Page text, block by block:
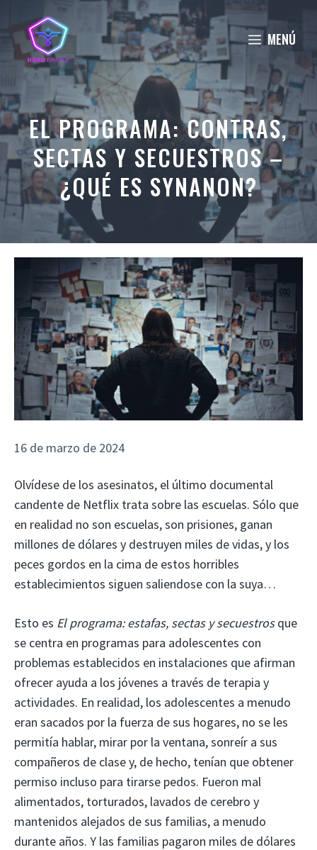
contenido
MENÚ
EL PROGRAMA: CONTRAS,
SECTAS Y SECUESTROS –
¿QUÉ ES SYNANON?
16 de marzo de 2024
Olvídese de los asesinatos, el último documental
candente de Netflix trata sobre las escuelas. Sólo que
en realidad no son escuelas, son prisiones, ganan
millones de dólares y destruyen miles de vidas, y los
peces gordos en la cima de estos horribles
establecimientos siguen saliendose con la suya…
Esto es El programa: estafas, sectas y secuestrosque
se centra en programas para adolescentes con
problemas establecidos en instalaciones que afirman
ofrecer ayuda a los jóvenes a través de terapia y
actividades. En realidad, los adolescentes a menudo
eran sacados por la fuerza de sus hogares, no se les
permitía hablar, mirar por la ventana, sonreír a sus
compañeros de clase y, de hecho, tenían que obtener
permiso incluso para tirarse pedos. Fueron mal
alimentados, torturados, lavados de cerebro y
mantenidos alejados de sus familias, a menudo
durante años. Y las familias pagaron miles de dólares